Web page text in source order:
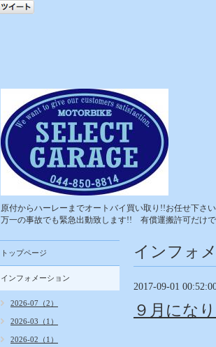
原付からハーレーまでオートバイ買い取り!!お任せ下
万一の事故でも緊急出動致します!! 有償運搬許可だけ
インフォ
2017-09-01
９月にな
トップページ
インフォメーション
2026-07（2）
2026-03（1）
2026-02（1）